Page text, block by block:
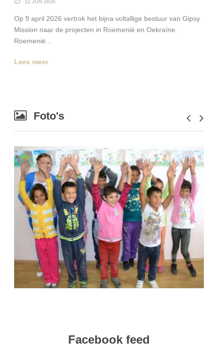
12 JUN 2026
Op 9 april 2026 vertrok het bijna voltallige bestuur van Gipsy
Mission naar de projecten in Roemenië en Oekraïne.
Roemenië...
Lees meer
Foto's
Facebook feed